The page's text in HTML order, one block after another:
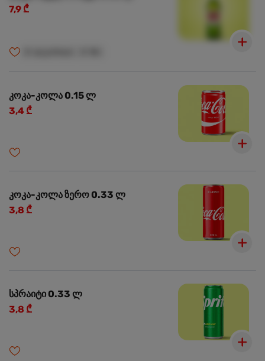
7,9 ₾
კოკა-კოლა 0.15 ლ
3,4 ₾
კოკა-კოლა ზერო 0.33 ლ
3,8 ₾
სპრაიტი 0.33 ლ
3,8 ₾